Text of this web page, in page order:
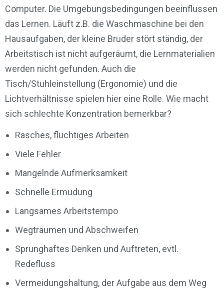
Computer. Die Umgebungsbedingungen beeinflussen
das Lernen. Läuft z.B. die Waschmaschine bei den
Hausaufgaben, der kleine Bruder stört ständig, der
Arbeitstisch ist nicht aufgeräumt, die Lernmaterialien
werden nicht gefunden. Auch die
Tisch/Stuhleinstellung (Ergonomie) und die
Lichtverhältnisse spielen hier eine Rolle. Wie macht
sich schlechte Konzentration bemerkbar?
Rasches, flüchtiges Arbeiten
Viele Fehler
Mangelnde Aufmerksamkeit
Schnelle Ermüdung
Langsames Arbeitstempo
Wegträumen und Abschweifen
Sprunghaftes Denken und Auftreten, evtl.
Redefluss
Vermeidungshaltung, der Aufgabe aus dem Weg